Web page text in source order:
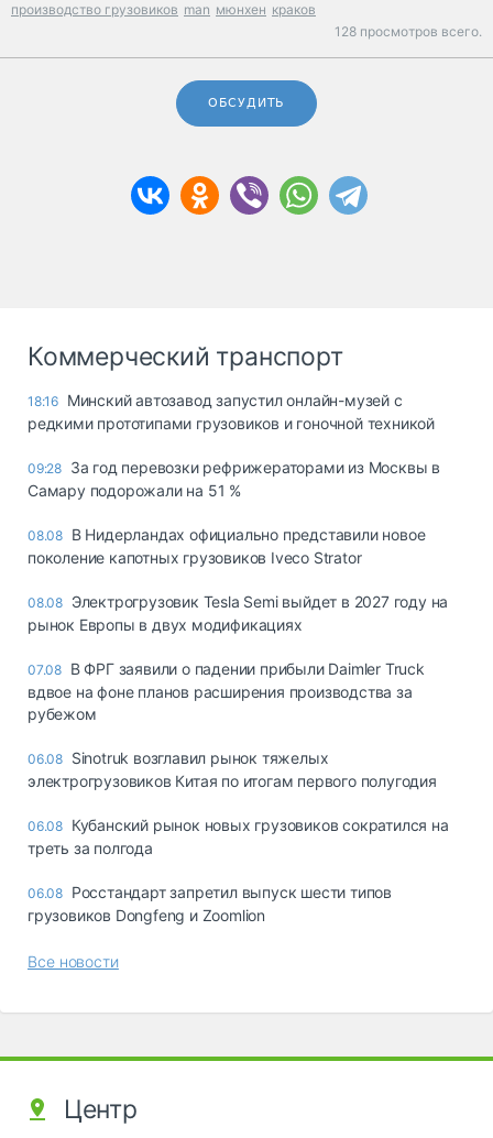
производство грузовиков man мюнхен краков
128 просмотров всего.
ОБСУДИТЬ
Коммерческий транспорт
18:16 Минский автозавод запустил онлайн-музей с
редкими прототипами грузовиков и гоночной техникой
09:28 За год перевозки рефрижераторами из Москвы в
Самару подорожали на 51 %
08.08 В Нидерландах официально представили новое
поколение капотных грузовиков Iveco Strator
08.08 Электрогрузовик Tesla Semi выйдет в 2027 году на
рынок Европы в двух модификациях
07.08 В ФРГ заявили о падении прибыли Daimler Truck
вдвое на фоне планов расширения производства за
рубежом
06.08 Sinotruk возглавил рынок тяжелых
электрогрузовиков Китая по итогам первого полугодия
06.08 Кубанский рынок новых грузовиков сократился на
треть за полгода
06.08 Росстандарт запретил выпуск шести типов
грузовиков Dongfeng и Zoomlion
Все новости
Центр